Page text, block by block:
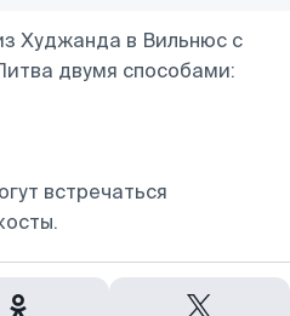
Худжанда в Вильнюс с
двумя способами:
встречаться